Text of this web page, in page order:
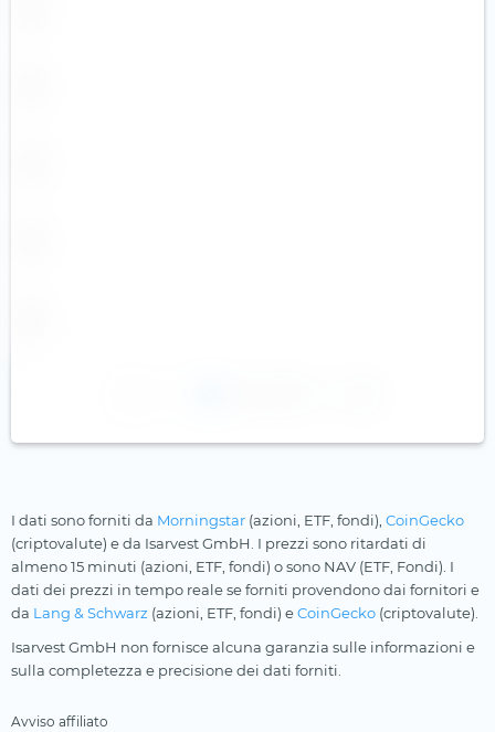
I dati sono forniti da Morningstar (azioni, ETF, fondi), CoinGecko
(criptovalute) e da Isarvest GmbH. I prezzi sono ritardati di
almeno 15 minuti (azioni, ETF, fondi) o sono NAV (ETF, Fondi). I
dati dei prezzi in tempo reale se forniti provendono dai fornitori e
da Lang & Schwarz (azioni, ETF, fondi) eCoinGecko (criptovalute).
Isarvest GmbH non fornisce alcuna garanzia sulle informazioni e
sulla completezza e precisione dei dati forniti.
Avviso affiliato